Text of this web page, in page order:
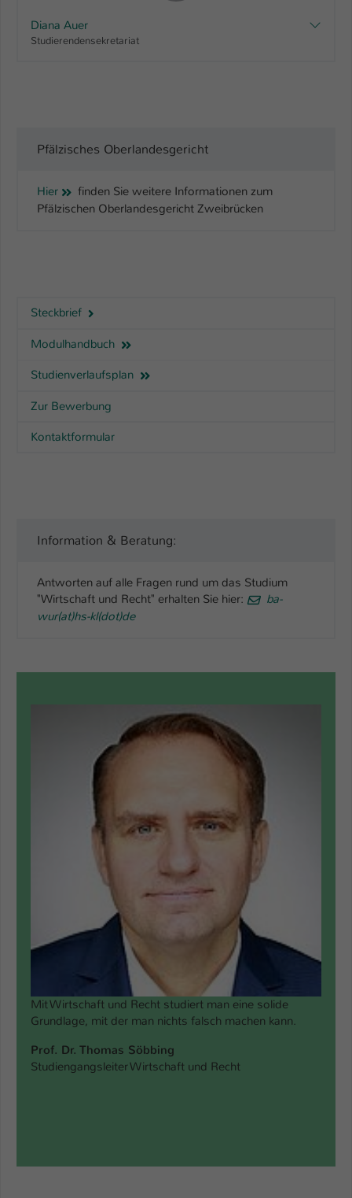
Diana Auer
Studierendensekretariat
Pfälzisches Oberlandesgericht
Hier
finden Sie weitere Informationen zum
Pfälzischen Oberlandesgericht Zweibrücken
Steckbrief
Modulhandbuch
Studienverlaufsplan
Zur Bewerbung
Kontaktformular
Information & Beratung:
Antworten auf alle Fragen rund um das Studium
"Wirtschaft und Recht" erhalten Sie hier:
ba-
wur(at)hs-kl(dot)de
Mit Wirtschaft und Recht studiert man eine solide
Grundlage, mit der man nichts falsch machen kann.
Prof. Dr. Thomas Söbbing
Studiengangsleiter Wirtschaft und Recht